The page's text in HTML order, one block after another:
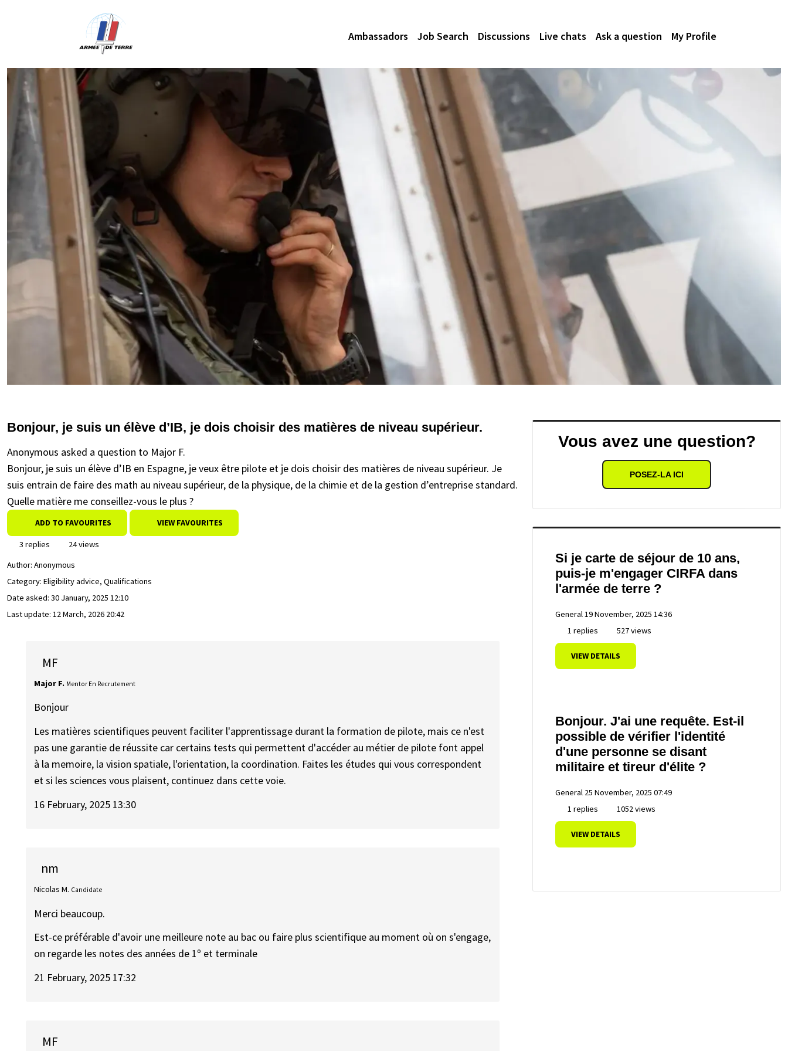
Ambassadors Job Search Discussions Live chats Ask a question My Profile
Bonjour, je suis un élève d’IB, je dois choisir des matières de niveau supérieur.
Anonymous asked a question to Major F.
Bonjour, je suis un élève d’IB en Espagne, je veux être pilote et je dois choisir des matières de niveau supérieur. Je
suis entrain de faire des math au niveau supérieur, de la physique, de la chimie et de la gestion d’entreprise standard.
Quelle matière me conseillez-vous le plus ?
ADD TO FAVOURITES VIEW FAVOURITES
3 replies
24 views
Author: Anonymous
Category: Eligibility advice, Qualifications
Date asked: 30 January, 2025 12:10
Last update: 12 March, 2026 20:42
MF
Major F. Mentor En Recrutement
Bonjour
Les matières scientifiques peuvent faciliter l'apprentissage durant la formation de pilote, mais ce n'est
pas une garantie de réussite car certains tests qui permettent d'accéder au métier de pilote font appel
à la memoire, la vision spatiale, l'orientation, la coordination. Faites les études qui vous correspondent
et si les sciences vous plaisent, continuez dans cette voie.
16 February, 2025 13:30
nm
Nicolas M. Candidate
Merci beaucoup.
Est-ce préférable d'avoir une meilleure note au bac ou faire plus scientifique au moment où on s'engage,
on regarde les notes des années de 1º et terminale
21 February, 2025 17:32
MF
Vous avez une question?
POSEZ-LA ICI
Si je carte de séjour de 10 ans,
puis-je m'engager CIRFA dans
l'armée de terre ?
General19 November, 2025 14:36
1 replies
527 views
VIEW DETAILS
Bonjour. J'ai une requête. Est-il
possible de vérifier l'identité
d'une personne se disant
militaire et tireur d'élite ?
General 25 November, 2025 07:49
1 replies
1052 views
VIEW DETAILS